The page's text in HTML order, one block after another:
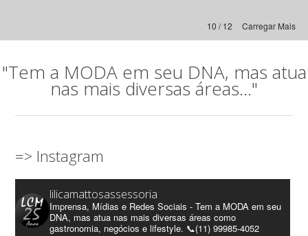
Carregar Mais
10 / 12
"Tem a MODA em seu DNA, mas atua
nas mais diversas áreas..."
=> Instagram
lilicamattosassessoria
Imprensa, Mídias e Redes Sociais - Tem a MODA em seu
DNA, mas atua nas mais diversas áreas como
gastronomia, negócios e lifestyle. 📞(11) 99985-4052